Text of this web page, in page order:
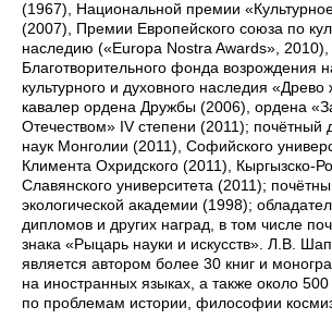
(1967), Национальной премии
(2007), Премии Европейского союза по
наследию («Europa Nostra Awards»,
Благотворительного фонда возрождения
культурного и духовного наследия
кавалер ордена Дружбы (2006), ордена
Отечеством» IV степени (2011); почётный
наук Монголии (2011), Софийского
Климента Охридского (2011), Кыргызско-
Славянского университета (2011);
экологической академии (1998);
дипломов и других наград, в том числе
знака «Рыцарь науки и искусств». Л.В.
является автором более 30 книг и
на иностранных языках, а также около 500
по проблемам истории, философии